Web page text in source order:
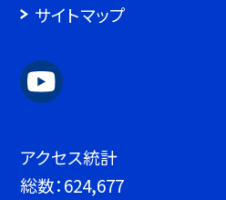
サイトマップ
アクセス統計
総数：624,677